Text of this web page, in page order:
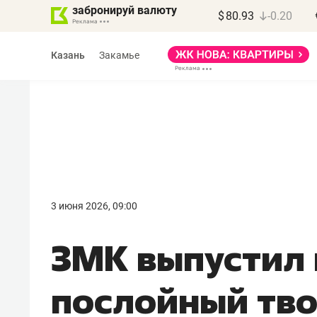
забронируй валюту $ 80.93 -0.20
Казань Закамье
3 июня 2026, 09:00
ЗМК выпустил
послойный
правил, бизнес может
потерять минимум
полгода»